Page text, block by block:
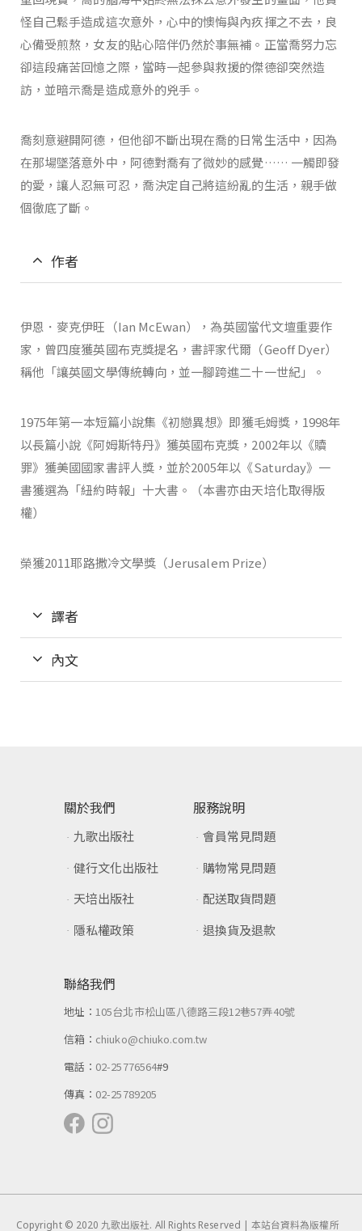
怪自己鬆手造成這次意外，心中的懊悔與內疚揮之不去，良
心備受煎熬，女友的貼心陪伴仍然於事無補。正當喬努力忘
卻這段痛苦回憶之際，當時一起參與救援的傑德卻突然造
訪，並暗示喬是造成意外的兇手。
喬刻意避開阿德，但他卻不斷出現在喬的日常生活中，因為
在那場墜落意外中，阿德對喬有了微妙的感覺…… 一觸即發
的愛，讓人忍無可忍，喬決定自己將這紛亂的生活，親手做
個徹底了斷。
作者
伊恩．麥克伊旺（Ian McEwan），為英國當代文壇重要作
家，曾四度獲英國布克獎提名，書評家代爾（Geoff Dyer）
稱他「讓英國文學傳統轉向，並一腳跨進二十一世紀」。
1975年第一本短篇小說集《初戀異想》即獲毛姆獎，1998年
以長篇小說《阿姆斯特丹》獲英國布克獎，2002年以《贖
罪》獲美國國家書評人獎，並於2005年以《Saturday》一
書獲選為「紐約時報」十大書。（本書亦由天培化取得版
權）
榮獲2011耶路撒冷文學獎（Jerusalem Prize）
譯者
內文
關於我們
九歌出版社
健行文化出版社
天培出版社
隱私權政策
服務說明
會員常見問題
購物常見問題
配送取貨問題
退換貨及退款
聯絡我們
地址：105台北市松山區八德路三段12巷57弄40號
信箱： chiuko@chiuko.com.tw
電話： 02-25776564#9
傳真： 02-25789205
Copyright © 2020 九歌出版社. All Rights Reserved | 本站台資料為版權所